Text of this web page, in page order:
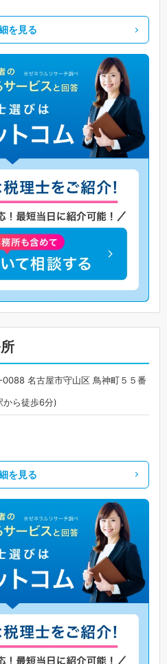
を見る
名古屋市守山区 鳥神町５５番
から徒歩6分)
を見る